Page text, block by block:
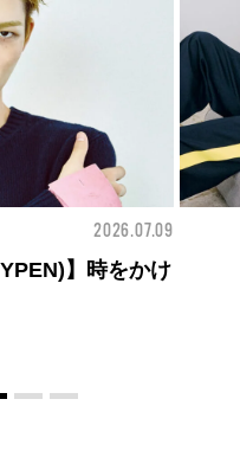
2026.07.09
うこそ。大胆な
の先に。装う